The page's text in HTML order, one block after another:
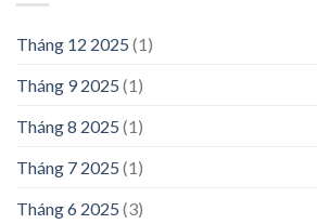
Tháng 12 2025 (1)
Tháng 9 2025 (1)
Tháng 8 2025 (1)
Tháng 7 2025 (1)
Tháng 6 2025 (3)